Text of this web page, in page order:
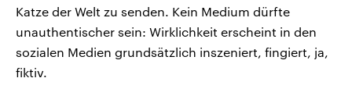
Katze der Welt zu senden. Kein Medium dürfte
unauthentischer sein: Wirklichkeit erscheint in den
sozialen Medien grundsätzlich inszeniert, fingiert, ja,
fiktiv.